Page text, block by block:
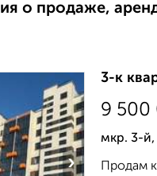
о продаже,
›
3-к
9 500
мкр. 3-й,
Продам